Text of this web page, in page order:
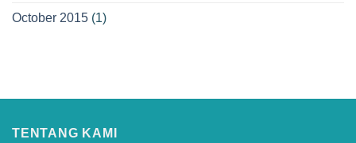
October 2015 (1)
TENTANG KAMI